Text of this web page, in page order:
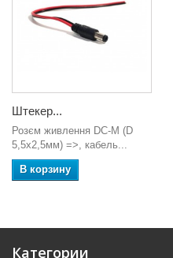
Штекер...
Розєм живлення DC-M (D
5,5x2,5мм) =>, кабель...
В корзину
Категории